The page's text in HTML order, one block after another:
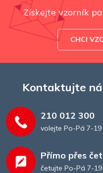
Získejte vzorník
CHCI
Kontaktujte
210 012 300
volejte Po-Pá 7-19
Přímo přes čet
četujte Po-Pá 7-19